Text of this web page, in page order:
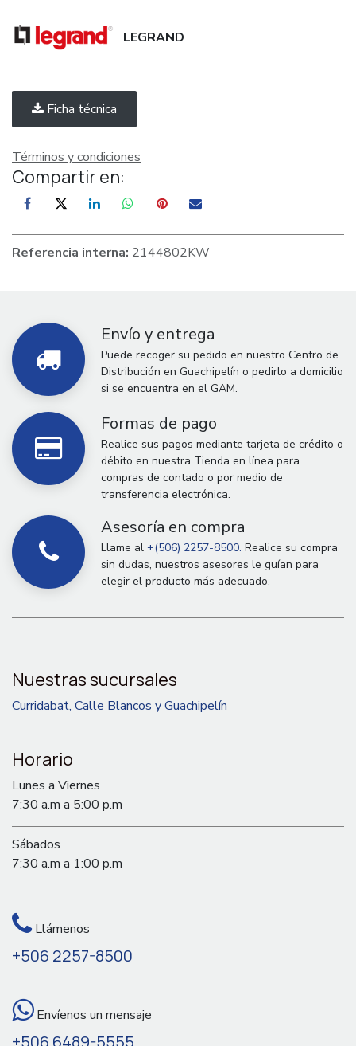
LEGRAND
Ficha técnica
Términos y condiciones
Compartir en:
Referencia interna: 2144802KW
Envío y entrega
Puede recoger su pedido en nuestro Centro de
Distribución en Guachipelín o pedirlo a domicilio
si se encuentra en el GAM.
Formas de pago
Realice sus pagos mediante tarjeta de crédito o
débito en nuestra Tienda en línea para
compras de contado o por medio de
transferencia electrónica.
Asesoría en compra
Llame al +(506) 2257-8500. Realice su compra
sin dudas, nuestros asesores le guían para
elegir el producto más adecuado.
Nuestras sucursales
Curridabat, Calle Blancos y Guachipelín
Horario
Lunes a Viernes
7:30 a.m a 5:00 p.m
Sábados
7:30 a.m a 1:00 p.m
Llámenos
+506 2257-8500
Envíenos un mensaje
+506 6489-5555